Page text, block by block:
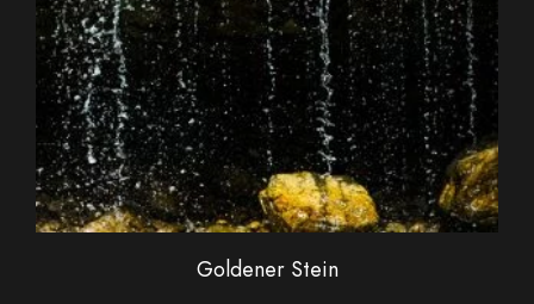
Produktseite
gewählt
werden
Goldener Stein